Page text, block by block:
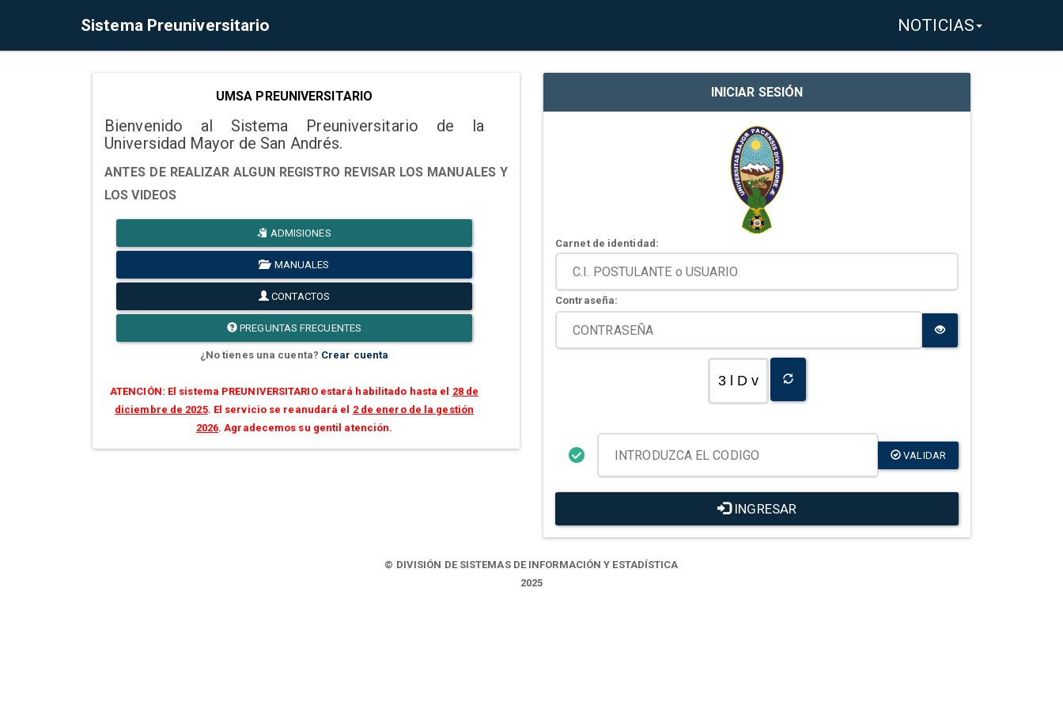
Sistema Preuniversitario NOTICIAS
UMSA PREUNIVERSITARIO
Bienvenido al Sistema Preuniversitario de la
Universidad Mayor de San Andrés.
ANTES DE REALIZAR ALGUN REGISTRO REVISAR LOS MANUALES Y
LOS VIDEOS
ADMISIONES
MANUALES
CONTACTOS
PREGUNTAS FRECUENTES
¿No tienes una cuenta? Crear cuenta
ATENCIÓN: El sistema PREUNIVERSITARIO estará habilitado hasta el 28 de
diciembre de 2025. El servicio se reanudará el 2 de enero de la gestión
2026. Agradecemos su gentil atención.
INICIAR SESIÓN
Carnet de identidad:
Contraseña:
3 l D v
VALIDAR
INGRESAR
© DIVISIÓN DE SISTEMAS DE INFORMACIÓN Y ESTADÍSTICA
2025